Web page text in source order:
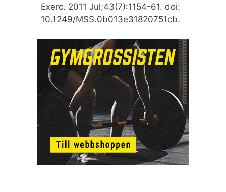
Exerc. 2011 Jul;43(7):1154-61. doi:
10.1249/MSS.0b013e31820751cb.